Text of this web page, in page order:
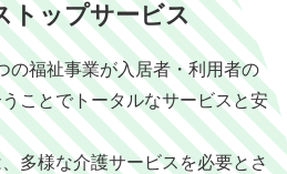
トップサービス
の福祉事業が入居者・利用者の
ことでトータルなサービスと安
多様な介護サービスを必要とさ